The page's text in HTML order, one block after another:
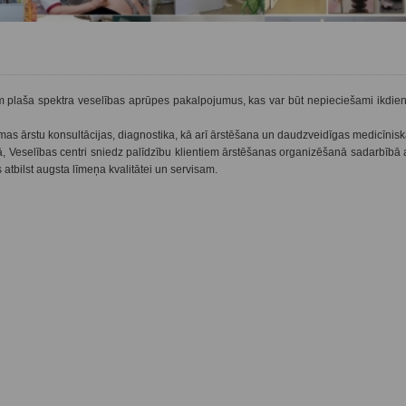
plaša spektra veselības aprūpes pakalpojumus, kas var būt nepieciešami
ārstu konsultācijas, diagnostika, kā arī ārstēšana un daudzveidīgas
Veselības centri sniedz palīdzību klientiem ārstēšanas organizēšanā sadarbībā
augsta līmeņa kvalitātei un servisam.